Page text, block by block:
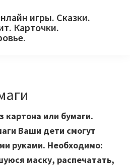
игры. Сказки.
Карточки.
картона или бумаги.
Ваши дети смогут
руками. Необходимо:
маску, распечатать,